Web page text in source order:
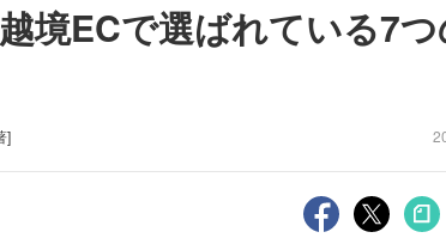
境ECで選ばれている7
]